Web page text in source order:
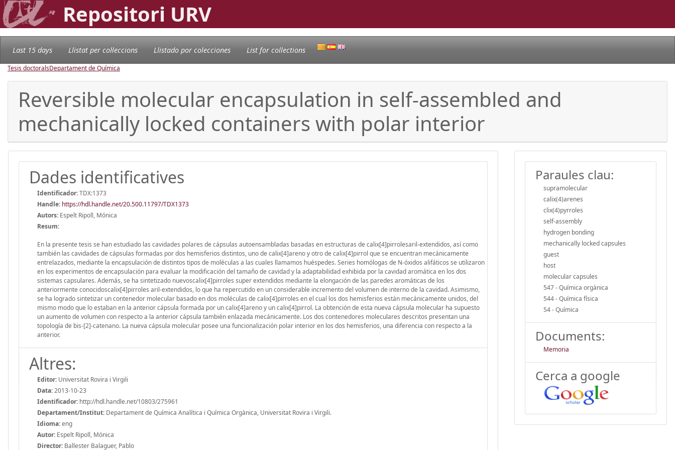
Repositori URV
Last 15 days Llistat per col·leccions Llistado por colecciones List for collections
Tesis doctoralsDepartament de Química
Reversible molecular encapsulation in self-assembled and
mechanically locked containers with polar interior
Dades identificatives
Identificador:TDX:1373
Handle: https://hdl.handle.net/20.500.11797/TDX1373
Autors: Espelt Ripoll, Mónica
Resum:
En la presente tesis se han estudiado las cavidades polares de cápsulas autoensambladas basadas en estructuras de calix[4]pirrolesaril-extendidos, así como
también las cavidades de cápsulas formadas por dos hemisferios distintos, uno de calix[4]areno y otro de calix[4]pirrol que se encuentran mecánicamente
entrelazados, mediante la encapsulación de distintos tipos de moléculas a las cuales llamamos huéspedes. Series homólogas de N-óxidos alifáticos se utilizaron
en los experimentos de encapsulación para evaluar la modificación del tamaño de cavidad y la adaptabilidad exhibida por la cavidad aromática en los dos
sistemas capsulares. Además, se ha sintetizado nuevoscalix[4]pirroles super extendidos mediante la elongación de las paredes aromáticas de los
anteriormente conocidoscalix[4]pirroles aril-extendidos, lo que ha repercutido en un considerable incremento del volumen de interno de la cavidad. Asimismo,
se ha logrado sintetizar un contenedor molecular basado en dos moléculas de calix[4]pirroles en el cual los dos hemisferios están mecánicamente unidos, del
mismo modo que lo estaban en la anterior cápsula formada por un calix[4]areno y un calix[4]pirrol. La obtención de esta nueva cápsula molecular ha supuesto
un aumento de volumen con respecto a la anterior cápsula también enlazada mecánicamente. Los dos contenedores moleculares descritos presentan una
topología de bis-[2]-catenano. La nueva cápsula molecular posee una funcionalización polar interior en los dos hemisferios, una diferencia con respecto a la
anterior.
Altres:
Editor: Universitat Rovira i Virgili
Data:2013-10-23
Identificador: http://hdl.handle.net/10803/275961
Departament/Institut: Departament de Química Analítica i Química Orgànica, Universitat Rovira i Virgili.
Idioma:eng
Autor: Espelt Ripoll, Mónica
Director: Ballester Balaguer, Pablo
Paraules clau:
supramolecular
calix(4)arenes
clix(4)pyrroles
self-assembly
hydrogen bonding
mechanically locked capsules
guest
host
molecular capsules
547 - Química orgànica
544 - Química física
54 - Química
Documents:
Memoria
Cerca a google